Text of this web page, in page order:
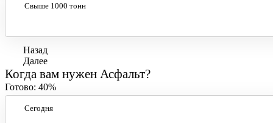
Свыше 1000 тонн
Назад
Далее
Когда вам нужен Асфальт?
Готово: 40%
Сегодня